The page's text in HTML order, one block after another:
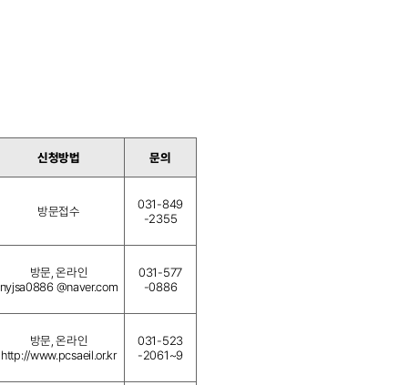
신청방법 문의
방문접수
031-849
-2355
방문, 온라인
nyjsa0886 @naver.com
031-577
-0886
방문, 온라인
http://www.pcsaeil.or.kr
031-523
-2061~9